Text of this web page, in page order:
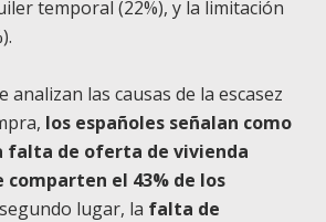
temporal (22%), y la limitación
analizan las causas de la escasez
los españoles señalan como
falta de oferta de vivienda
comparten el 43% de los
lugar, la falta de